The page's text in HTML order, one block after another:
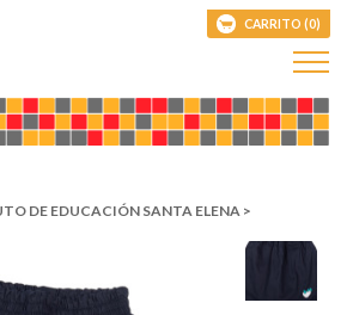
CARRITO (0)
DE EDUCACIÓN SANTA ELENA >